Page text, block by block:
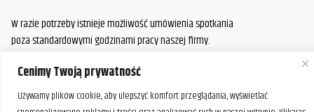
Cenimy Twoją prywatność
Używamy plików cookie, aby ulepszyć komfort przeglądania, wyświetlać
W razie potrzeby istnieje możliwość umówienia spotkania
poza standardowymi godzinami pracy naszej firmy.